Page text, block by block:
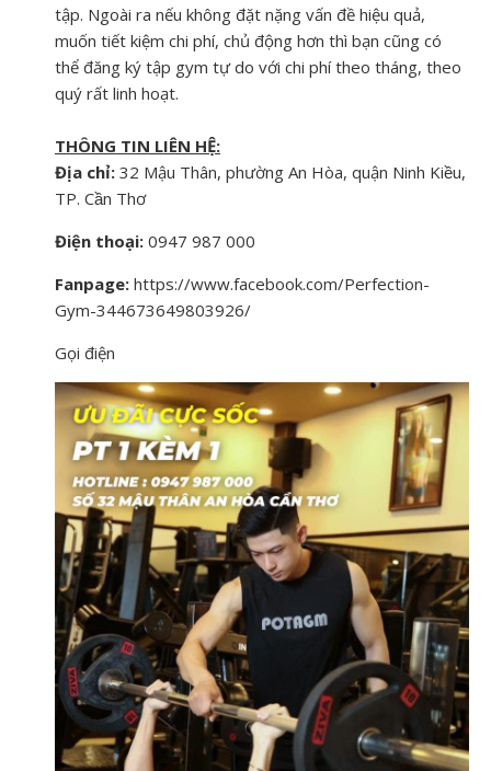
tập. Ngoài ra nếu không đặt nặng vấn đề hiệu quả,
muốn tiết kiệm chi phí, chủ động hơn thì bạn cũng có
thể đăng ký tập gym tự do với chi phí theo tháng, theo
quý rất linh hoạt.
THÔNG TIN LIÊN HỆ:
Địa chỉ: 32 Mậu Thân, phường An Hòa, quận Ninh Kiều,
TP. Cần Thơ
Điện thoại: 0947 987 000
Fanpage: https://www.facebook.com/Perfection-
Gym-344673649803926/
Gọi điện